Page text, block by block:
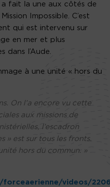
a fait la une aux côtés de
Impossible. C’est
qui est intervenu sur
en mer et plus
dans l’Aude.
à une unité « hors du
On l’a encore vu cette
aux missions de
l’escadron
» est sur tous les fronts.
hors du commun. »
videos/